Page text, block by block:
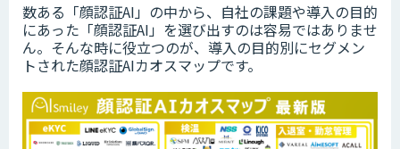
数ある「顔認証AI」の中から、自社の課題や導入の目的
にあった「顔認証AI」を選び出すのは容易ではありませ
ん。そんな時に役立つのが、導入の目的別にセグメン
トされた顔認証AIカオスマップです。